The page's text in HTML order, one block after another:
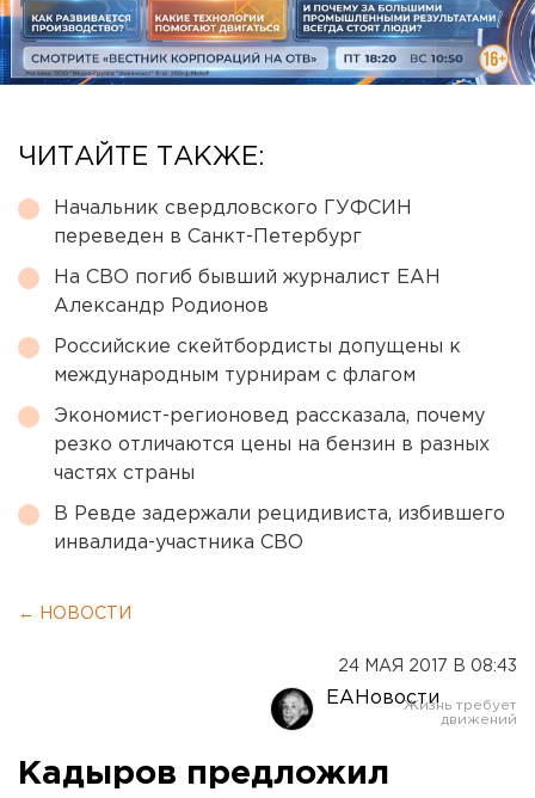
ЧИТАЙТЕ ТАКЖЕ:
Начальник свердловского ГУФСИН
переведен в Санкт-Петербург
На СВО погиб бывший журналист ЕАН
Александр Родионов
Российские скейтбордисты допущены к
международным турнирам с флагом
Экономист-регионовед рассказала, почему
резко отличаются цены на бензин в разных
частях страны
В Ревде задержали рецидивиста, избившего
инвалида-участника СВО
← НОВОСТИ
24 МАЯ 2017 В 08:43
ЕАНовости
Кадыров предложил